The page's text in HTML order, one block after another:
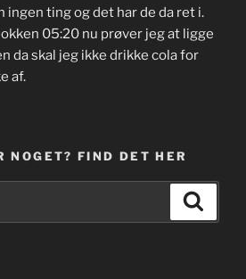
ingen ting og det har de da ret i.
05:20 nu prøver jeg at ligge
da skal jeg ikke drikke cola for
af.
NOGET? FIND DET HER